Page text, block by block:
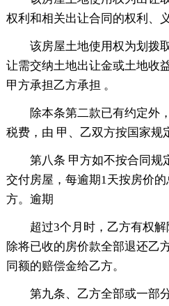
权利和相关出让合同的权利、
该房屋土地使用权为划拨
让需交纳土地出让金或土地收
甲方承担乙方承担 。
除本条第二款已有约定外
税费，由 甲、乙双方按国家规
第八条 甲方如不按合同规
交付房屋，每逾期1天按房价
方。逾期
超过3个月时，乙方有权
除将已收的房价款全部退还乙
同额的赔偿金给乙方。
第九条、乙方全部或一部